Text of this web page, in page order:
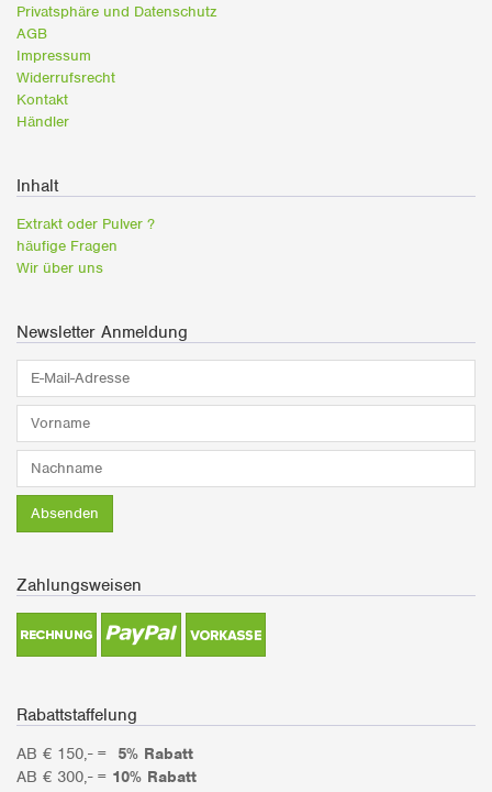
Privatsphäre und Datenschutz
AGB
Impressum
Widerrufsrecht
Kontakt
Händler
Inhalt
Extrakt oder Pulver ?
häufige Fragen
Wir über uns
Newsletter Anmeldung
Vorname*
Nachname*
Absenden
Zahlungsweisen
Rabattstaffelung
AB € 150,- = 5% Rabatt
AB € 300,- = 10% Rabatt